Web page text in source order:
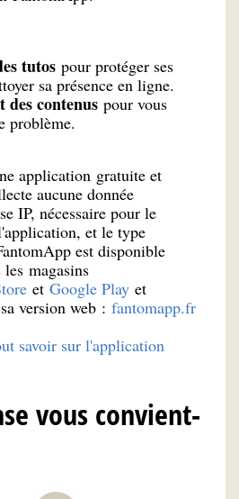
tutos pour protéger ses
sa présence en ligne.
des contenus pour vous
problème.
application gratuite et
aucune donnée
IP, nécessaire pour le
et le type
est disponible
magasins
et Google Play et
version web : fantomapp.fr
savoir sur l'application
vous convient-